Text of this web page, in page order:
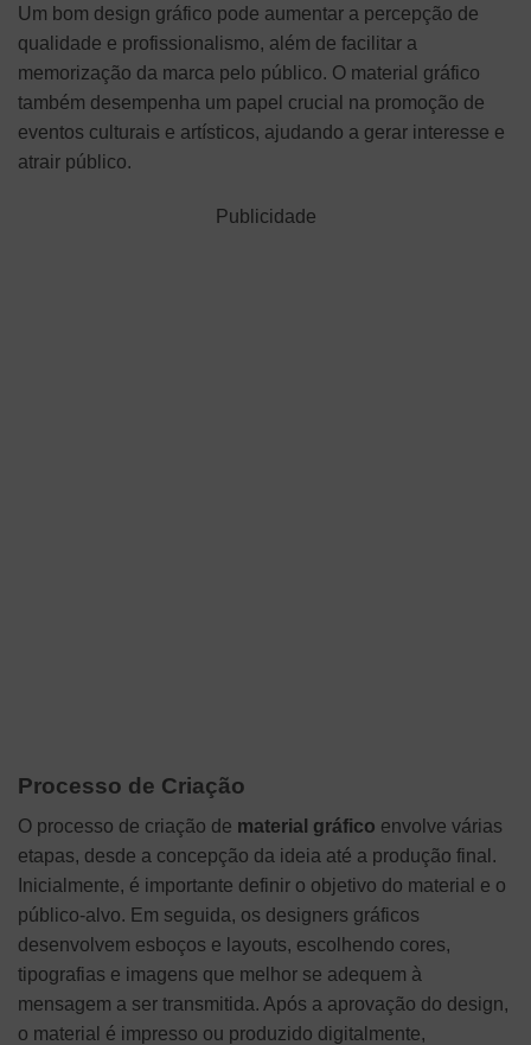
Um bom design gráfico pode aumentar a percepção de
qualidade e profissionalismo, além de facilitar a
memorização da marca pelo público. O material gráfico
também desempenha um papel crucial na promoção de
eventos culturais e artísticos, ajudando a gerar interesse e
atrair público.
Publicidade
Processo de Criação
O processo de criação de material gráfico envolve várias
etapas, desde a concepção da ideia até a produção final.
Inicialmente, é importante definir o objetivo do material e o
público-alvo. Em seguida, os designers gráficos
desenvolvem esboços e layouts, escolhendo cores,
tipografias e imagens que melhor se adequem à
mensagem a ser transmitida. Após a aprovação do design,
o material é impresso ou produzido digitalmente,